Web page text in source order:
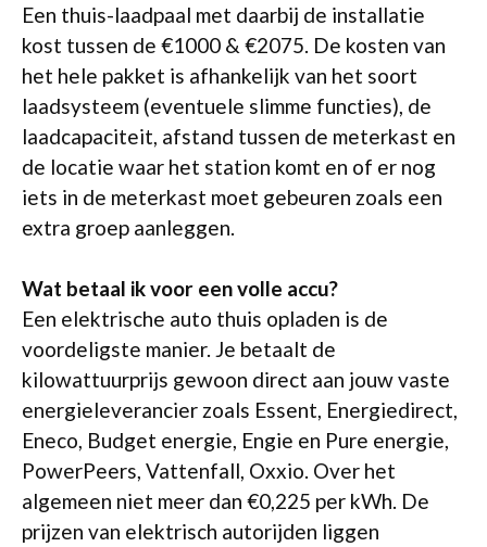
Een thuis-laadpaal met daarbij de installatie
kost tussen de €1000 & €2075. De kosten van
het hele pakket is afhankelijk van het soort
laadsysteem (eventuele slimme functies), de
laadcapaciteit, afstand tussen de meterkast en
de locatie waar het station komt en of er nog
iets in de meterkast moet gebeuren zoals een
extra groep aanleggen.
Wat betaal ik voor een volle accu?
Een elektrische auto thuis opladen is de
voordeligste manier. Je betaalt de
kilowattuurprijs gewoon direct aan jouw vaste
energieleverancier zoals Essent, Energiedirect,
Eneco, Budget energie, Engie en Pure energie,
PowerPeers, Vattenfall, Oxxio. Over het
algemeen niet meer dan €0,225 per kWh. De
prijzen van elektrisch autorijden liggen